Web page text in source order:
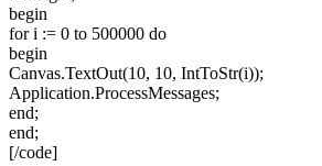
begin
for i := 0 to 500000 do
begin
Canvas.TextOut(10, 10, IntToStr(i));
Application.ProcessMessages;
end;
end;
[/code]